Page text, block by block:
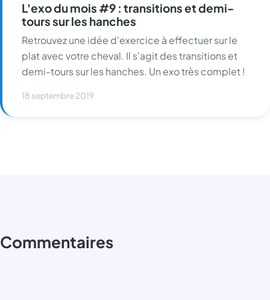
L'exo du mois #9 : transitions et demi-
tours sur les hanches
Retrouvez une idée d'exercice à effectuer sur le
plat avec votre cheval. Il s'agit des transitions et
demi-tours sur les hanches. Un exo très complet !
18 septembre 2019
Commentaires